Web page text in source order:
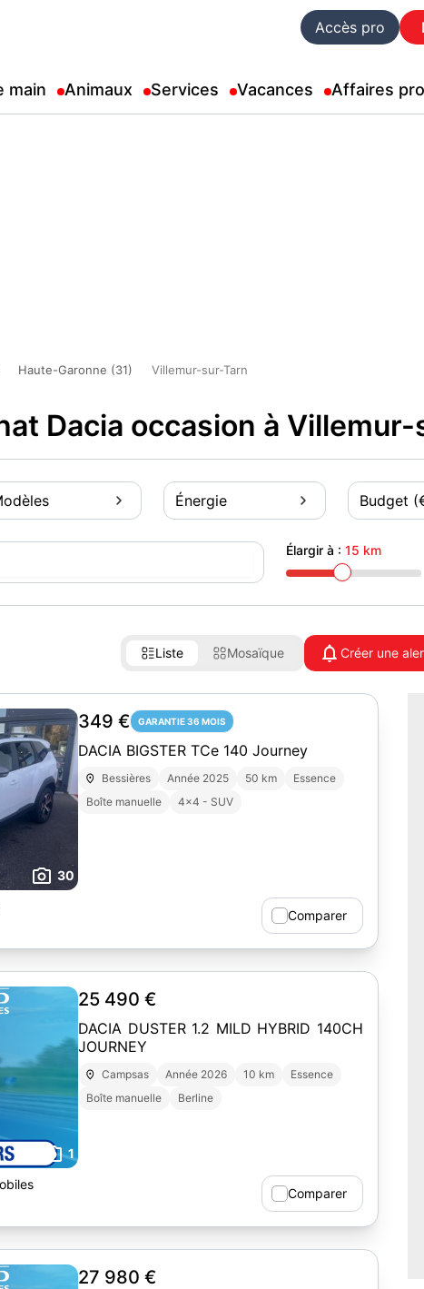
Accès pro
main Animaux Services Vacances Affaires pro
Haute-Garonne (31) Villemur-sur-Tarn
Dacia occasion à
Énergie Budget
Élargir à :15 km
Liste Mosaïque Créer une
30
349 € GARANTIE 36 MOIS
DACIA BIGSTER TCe 140 Journey
Bessières Année 2025 50 km
Essence
Boîte manuelle
4x4 - SUV
Comparer
1
25 490 €
DACIA DUSTER 1.2 MILD HYBRID 140CH
JOURNEY
Campsas Année 2026 10 km
Essence
Boîte manuelle
Berline
Comparer
27 980 €